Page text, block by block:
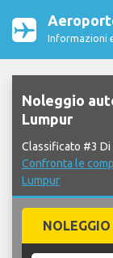
Informazioni
Noleggio
Lumpur
Classificato #3 Di
Confronta le
Lumpur